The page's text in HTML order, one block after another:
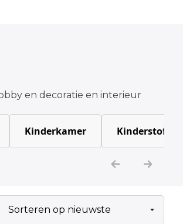
en decoratie en interieur
Kinderkamer Kinderstoffen